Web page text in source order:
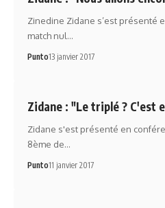
Zinedine Zidane s’est présenté
match nul…
Punto13 janvier 2017
Zidane : "Le triplé ? C'est
Zidane s'est présenté en
8ème de…
Punto11 janvier 2017